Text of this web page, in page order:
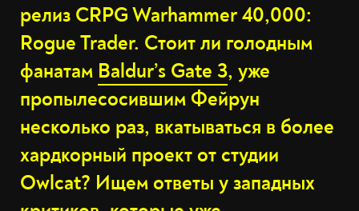
релиз CRPG Warhammer 40,000:
Rogue Trader. Стоит ли голодным
фанатам Baldur’s Gate 3, уже
пропылесосившим Фейрун
несколько раз, вкатываться в более
хардкорный проект от студии
Owlcat? Ищем ответы у западных